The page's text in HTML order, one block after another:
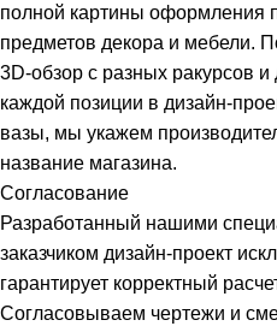
полной картины оформления
предметов декора и мебели.
3D-обзор с разных ракурсов
каждой позиции в дизайн-
вазы, мы укажем
название магазина.
Согласование
Разработанный нашими
заказчиком дизайн-проект
гарантирует корректный
Согласовываем чертежи и